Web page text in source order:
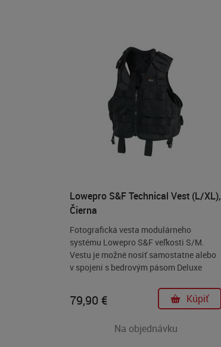
Lowepro S&F Technical Vest (L/XL),
Čierna
Fotografická vesta modulárneho
systému Lowepro S&F veľkosti S/M.
Vestu je možné nosiť samostatne alebo
v spojení s bedrovým pásom Deluxe
79,90 € Kúpiť
Na objednávku